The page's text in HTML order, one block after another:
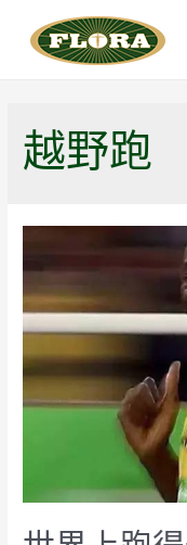
越野跑